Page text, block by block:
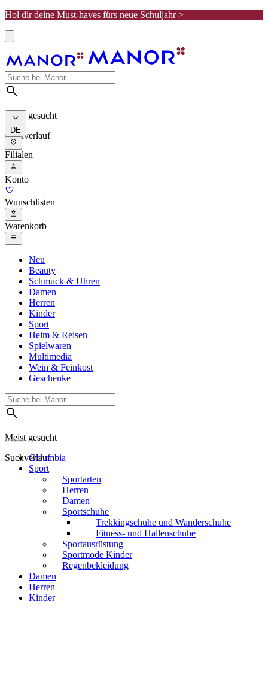
Hol dir deine Must-haves fürs neue Schuljahr >
Meist gesucht
Suchverlauf
DE
Filialen
Konto
Wunschlisten
Warenkorb
Neu
Beauty
Schmuck & Uhren
Damen
Herren
Kinder
Sport
Heim & Reisen
Spielwaren
Multimedia
Wein & Feinkost
Geschenke
Meist gesucht
Suchverlauf
Columbia
Sport
Sportarten
Herren
Damen
Sportschuhe
Trekkingschuhe und Wanderschuhe
Fitness- und Hallenschuhe
Sportausrüstung
Sportmode Kinder
Regenbekleidung
Damen
Herren
Kinder